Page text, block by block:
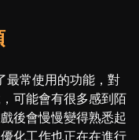
最常使用的功能，對
可能會有很多感到陌
後會慢慢變得熟悉起
化工作也正在在進行